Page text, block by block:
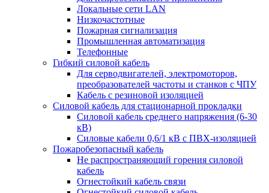
Локальные сети LAN
Низкочастотные
Пожарная сигнализация
Промышленная автоматизация
Телефонные
Гибкий силовой кабель
Для серводвигателей, электромоторов,
преобразователей частоты и станков с ЧПУ
Кабель с резиновой изоляцией
Силовой кабель для стационарной прокладки
Силовой кабель среднего напряжения (6-30
кВ)
Силовые кабели 0,6/1 кВ с ПВХ-изоляцией
Пожаробезопасный кабель
Не распространяющий горения силовой
кабель
Огнестойкий кабель связи